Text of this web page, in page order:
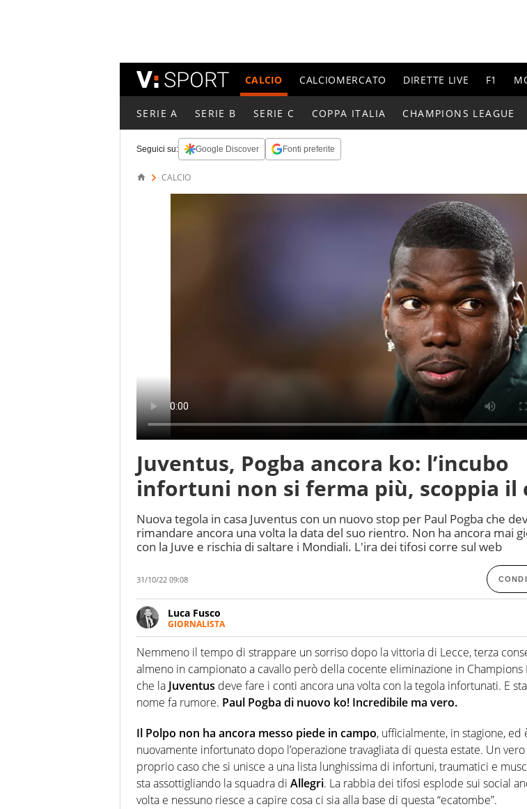
CALCIO CALCIOMERCATO DIRETTE LIVE F1
SERIE A SERIE B SERIE C COPPA ITALIA CHAMPIONS LEAGUE
Seguici su: Google Discover Fonti preferite
CALCIO
Juventus, Pogba ancora ko: l’incubo
infortuni non si ferma più, scoppia il
Nuova tegola in casa Juventus con un nuovo stop per Paul Pogba che
rimandare ancora una volta la data del suo rientro. Non ha ancora mai
con la Juve e rischia di saltare i Mondiali. L'ira dei tifosi corre sul web
31/10/22 09:08
Luca Fusco
GIORNALISTA
Giornalista multimediale. Quando si accendono i motori, lui sgasa, impenna,
spesso e volentieri finisce sul podio
Nemmeno il tempo di strappare un sorriso dopo la vittoria di Lecce, terza
almeno in campionato a cavallo però della cocente eliminazione in Champions
che la Juventus deve fare i conti ancora una volta con la tegola infortunati. E
nome fa rumore. Paul Pogba di nuovo ko! Incredibile ma vero.
Il Polpo non ha ancora messo piede in campo, ufficialmente, in stagione, ed
nuovamente infortunato dopo l’operazione travagliata di questa estate. Un vero
proprio caso che si unisce a una lista lunghissima di infortuni, traumatici e
sta assottigliando la squadra di Allegri. La rabbia dei tifosi esplode sui social
volta e nessuno riesce a capire cosa ci sia alla base di questa “ecatombe”.